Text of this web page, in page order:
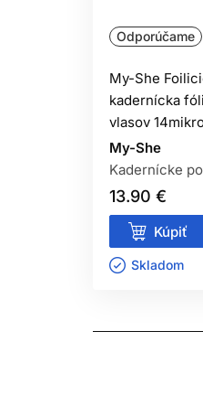
Jednou z
pričom
Pre jemnejšie
odtieňa so
náročnejších
Odporúčame
My-She
kadernícka
vlasov
My-She
Kadernícke
13.90 €
Kúpiť
Skladom ㅤ